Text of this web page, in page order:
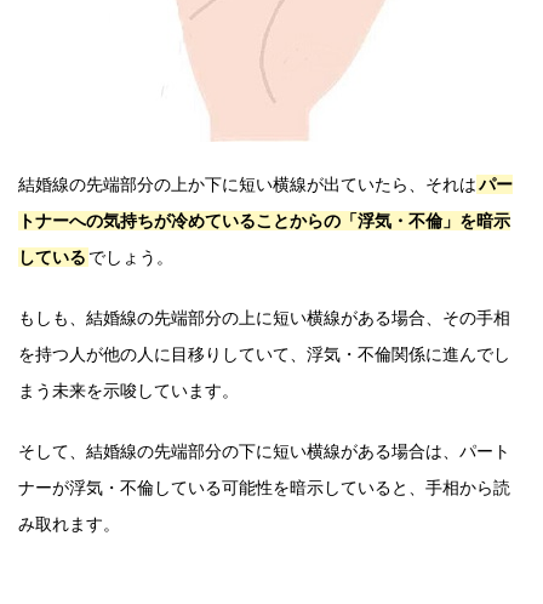
結婚線の先端部分の上か下に短い横線が出ていたら、それはパー
トナーへの気持ちが冷めていることからの「浮気・不倫」を暗示
している でしょう。
もしも、結婚線の先端部分の上に短い横線がある場合、その手相
を持つ人が他の人に目移りしていて、浮気・不倫関係に進んでし
まう未来を示唆しています。
そして、結婚線の先端部分の下に短い横線がある場合は、パート
ナーが浮気・不倫している可能性を暗示していると、手相から読
み取れます。